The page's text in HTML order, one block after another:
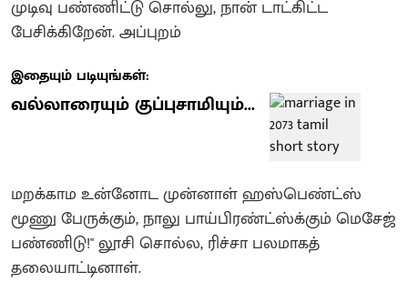
முடிவு பண்ணிட்டு சொல்லு, நான் டாட்கிட்ட
பேசிக்கிறேன். அப்புறம்
இதையும் படியுங்கள்:
வல்லாரையும் குப்புசாமியும்...
மறக்காம உன்னோட முன்னாள் ஹஸ்பெண்ட்ஸ்
மூணு பேருக்கும், நாலு பாய்பிரண்ட்ஸ்க்கும் மெசேஜ்
பண்ணிடு!" லூசி சொல்ல, ரிச்சா பலமாகத்
தலையாட்டினாள்.